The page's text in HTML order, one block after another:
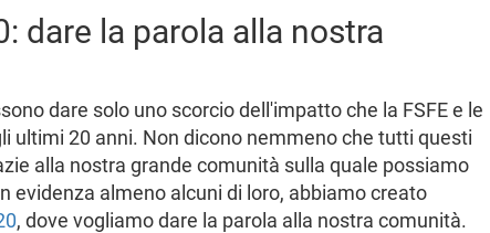
dare la parola alla nostra
dare solo uno scorcio dell'impatto che la FSFE e le
ultimi 20 anni. Non dicono nemmeno che tutti questi
alla nostra grande comunità sulla quale possiamo
evidenza almeno alcuni di loro, abbiamo creato
, dove vogliamo dare la parola alla nostra comunità.